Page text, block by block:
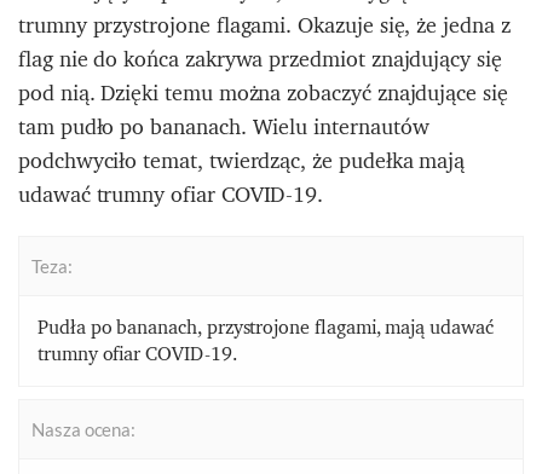
trumny przystrojone flagami. Okazuje się, że jedna z
flag nie do końca zakrywa przedmiot znajdujący się
pod nią. Dzięki temu można zobaczyć znajdujące się
tam pudło po bananach. Wielu internautów
podchwyciło temat, twierdząc, że pudełka mają
udawać trumny ofiar COVID-19.
Teza:
Pudła po bananach, przystrojone flagami, mają udawać
trumny ofiar COVID-19.
Nasza ocena: